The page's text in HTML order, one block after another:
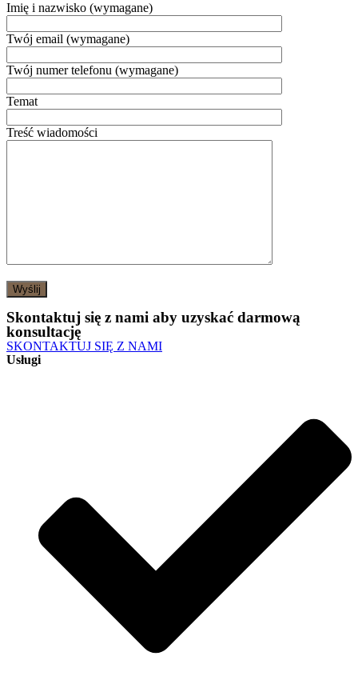
Imię i nazwisko (wymagane)
Twój email (wymagane)
Twój numer telefonu (wymagane)
Temat
Treść wiadomości
Skontaktuj się z nami aby uzyskać darmową
konsultację
SKONTAKTUJ SIĘ Z NAMI
Usługi